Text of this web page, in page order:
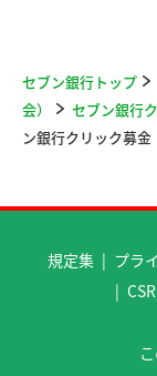
セブン銀行トップ
会）
セブン銀行
ン銀行クリック募金
規定集 プラ